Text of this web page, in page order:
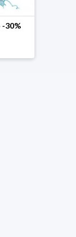
-30%